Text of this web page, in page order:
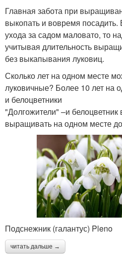
Главная забота при
выкопать и вовремя
ухода за садом маловато, то
учитывая длительность
без выкапывания луковиц.
Сколько лет на одном месте
луковичные? Более 10 лет на
и белоцветники
"Долгожители" –и
выращивать на одном месте
Подснежник (галантус) Pleno
читать дальше →